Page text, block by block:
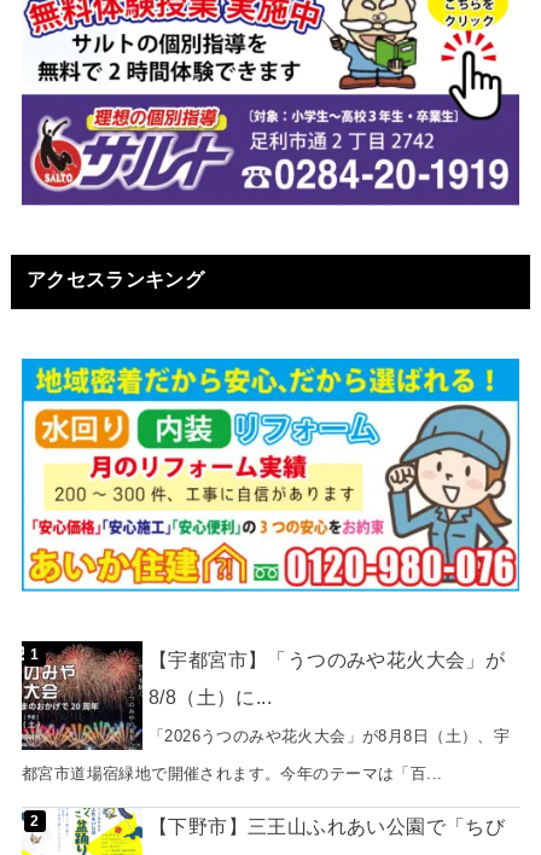
アクセスランキング
【宇都宮市】「うつのみや花火大会」が
8/8（土）に...
「2026うつのみや花火大会」が8月8日（土）、宇
都宮市道場宿緑地で開催されます。今年のテーマは「百...
【下野市】三王山ふれあい公園で「ちび